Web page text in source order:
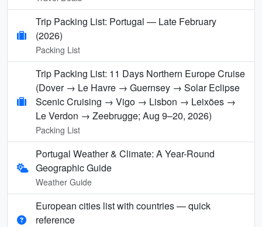
Trip Packing List: Portugal — Late February
(2026)
Packing List
Trip Packing List: 11 Days Northern Europe Cruise
(Dover → Le Havre → Guernsey → Solar Eclipse
Scenic Cruising → Vigo → Lisbon → Leixões →
Le Verdon → Zeebrugge; Aug 9–20, 2026)
Packing List
Portugal Weather & Climate: A Year-Round
Geographic Guide
Weather Guide
European cities list with countries — quick
reference